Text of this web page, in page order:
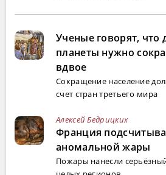
Ученые говорят, что
планеты нужно
вдвое
Сокращение население
счет стран третьего мира
Алексей Бедрицких
Франция
аномальной жары
Пожары нанесли